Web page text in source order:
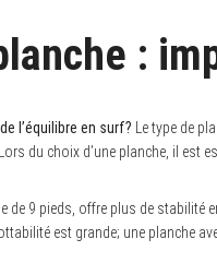
:
l’équilibre en surf? Le type de
du choix d’une planche, il est
de 9 pieds, offre plus de stabilité
est grande; une planche